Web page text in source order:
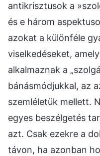
antikrisztusok a
és e három
azokat a különféle
viselkedéseket,
alkalmaznak a
bánásmódjukkal, az
szemléletük mellett.
egyes beszélgetés
azt. Csak ezekre a
távon, ha azonban